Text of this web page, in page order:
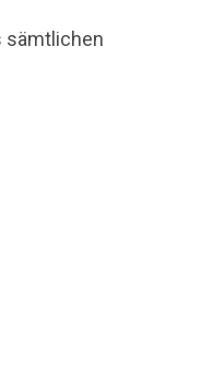
sämtlichen